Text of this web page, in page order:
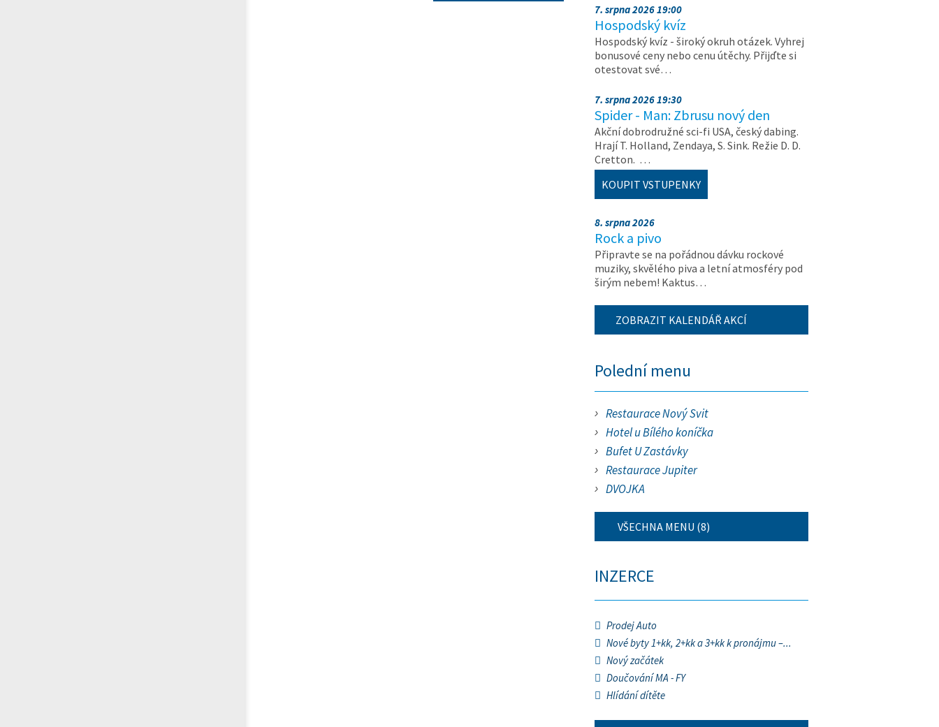
7. srpna 2026 19:00
Hospodský kvíz
Hospodský kvíz - široký okruh otázek. Vyhrej
bonusové ceny nebo cenu útěchy. Přijďte si
otestovat své…
7. srpna 2026 19:30
Spider - Man: Zbrusu nový den
Akční dobrodružné sci-fi USA, český dabing.
Hrají T. Holland, Zendaya, S. Sink. Režie D. D.
Cretton. …
KOUPIT VSTUPENKY
8. srpna 2026
Rock a pivo
Připravte se na pořádnou dávku rockové
muziky, skvělého piva a letní atmosféry pod
širým nebem! Kaktus…
ZOBRAZIT KALENDÁŘ AKCÍ
Polední menu
Restaurace Nový Svit
Hotel u Bílého koníčka
Bufet U Zastávky
Restaurace Jupiter
DVOJKA
VŠECHNA MENU (8)
INZERCE
Prodej Auto
Nové byty 1+kk, 2+kk a 3+kk k pronájmu –...
Nový začátek
Doučování MA - FY
Hlídání dítěte